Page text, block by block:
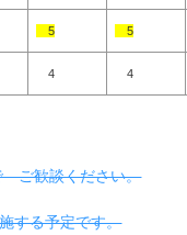
5 5
4 4
ご歓談ください。
する予定です。